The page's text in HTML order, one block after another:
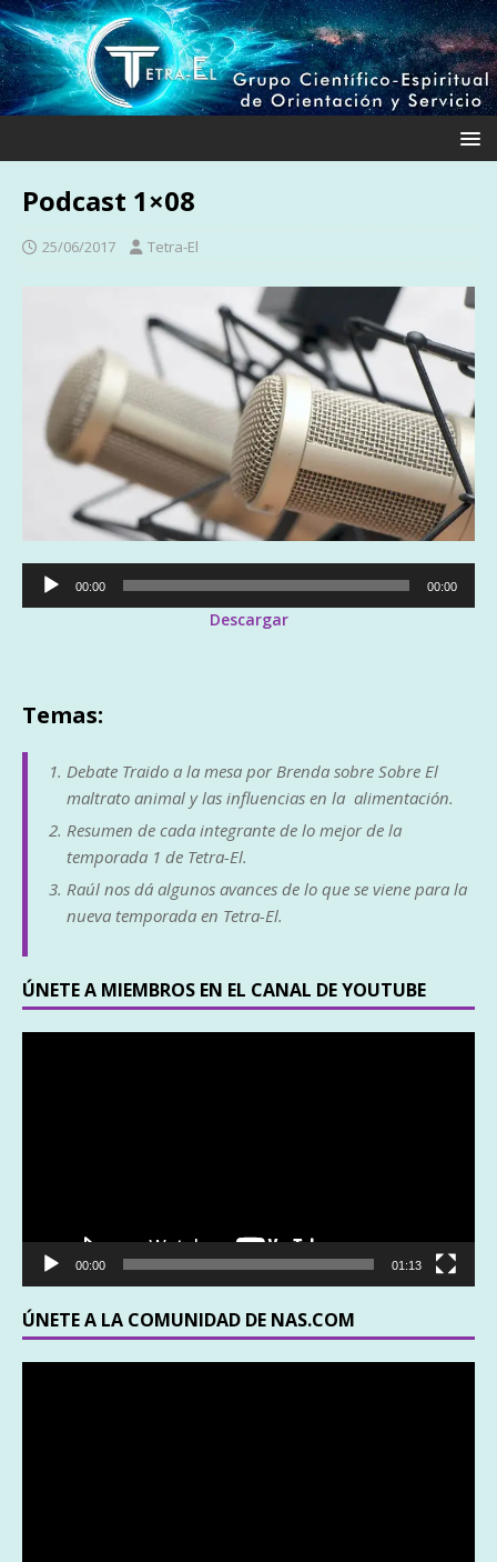
Podcast 1×08
25/06/2017 Tetra-El
Reproductor
00:00 00:00
Descargar
Temas:
Debate Traido a la mesa por Brenda sobre Sobre El
maltrato animal y las influencias en la alimentación.
Resumen de cada integrante de lo mejor de la
temporada 1 de Tetra-El.
Raúl nos dá algunos avances de lo que se viene para la
nueva temporada en Tetra-El.
ÚNETE A MIEMBROS EN EL CANAL DE YOUTUBE
00:00 01:13
ÚNETE A LA COMUNIDAD DE NAS.COM